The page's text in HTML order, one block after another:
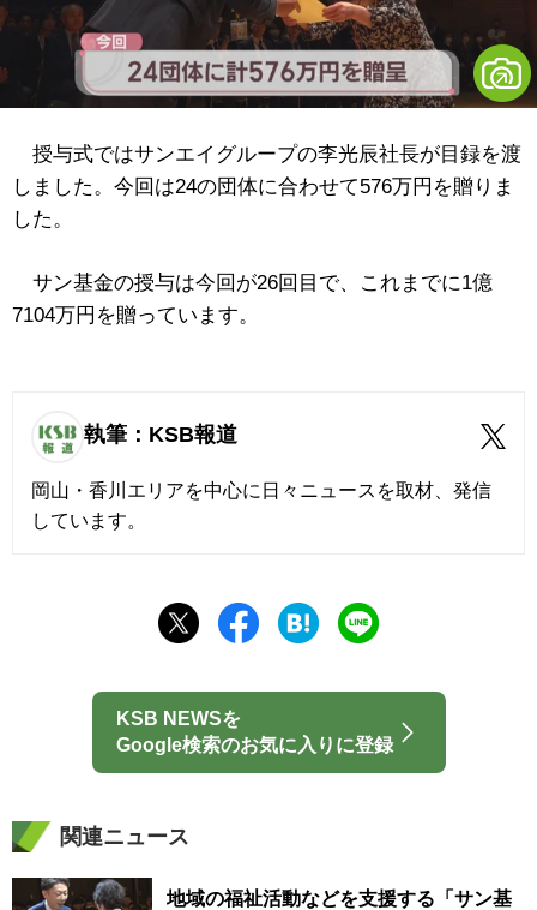
授与式ではサンエイグループの李光辰社長が目録を渡
しました。今回は24の団体に合わせて576万円を贈りま
した。
サン基金の授与は今回が26回目で、これまでに1億
7104万円を贈っています。
執筆：KSB報道
岡山・香川エリアを中心に日々ニュースを取材、発信
しています。
KSB NEWSを
Google検索のお気に入りに登録
関連ニュース
地域の福祉活動などを支援する「サン基